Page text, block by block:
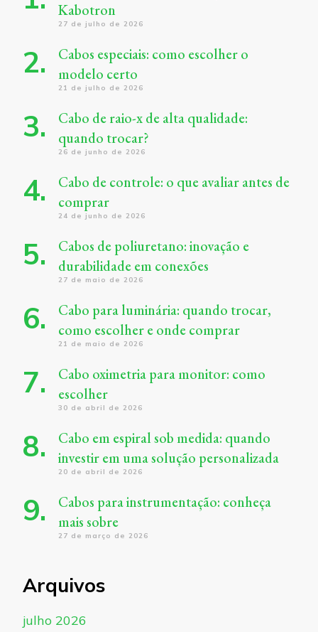
Kabotron
27 de julho de 2026
Cabos especiais: como escolher o
modelo certo
21 de julho de 2026
Cabo de raio-x de alta qualidade:
quando trocar?
26 de junho de 2026
Cabo de controle: o que avaliar antes de
comprar
24 de junho de 2026
Cabos de poliuretano: inovação e
durabilidade em conexões
27 de maio de 2026
Cabo para luminária: quando trocar,
como escolher e onde comprar
21 de maio de 2026
Cabo oximetria para monitor: como
escolher
30 de abril de 2026
Cabo em espiral sob medida: quando
investir em uma solução personalizada
20 de abril de 2026
Cabos para instrumentação: conheça
mais sobre
27 de março de 2026
Arquivos
julho 2026